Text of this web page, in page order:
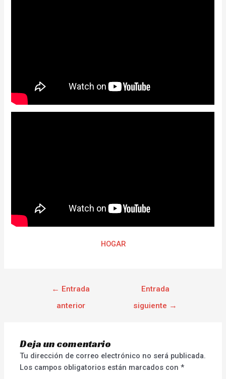
HOGAR
← Entrada
anterior
Entrada
siguiente →
Deja un comentario
Tu dirección de correo electrónico no será publicada.
Los campos obligatorios están marcados con*